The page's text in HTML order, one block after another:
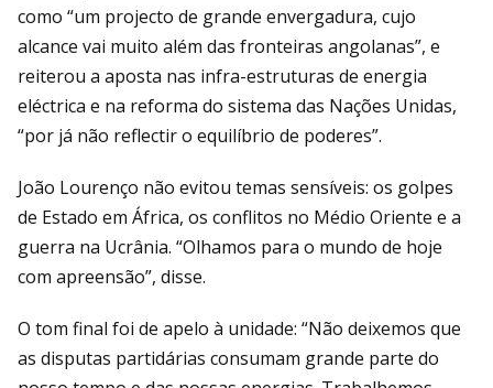
como “um projecto de grande envergadura, cujo
alcance vai muito além das fronteiras angolanas”, e
reiterou a aposta nas infra-estruturas de energia
eléctrica e na reforma do sistema das Nações Unidas,
“por já não reflectir o equilíbrio de poderes”.
João Lourenço não evitou temas sensíveis: os golpes
de Estado em África, os conflitos no Médio Oriente e a
guerra na Ucrânia. “Olhamos para o mundo de hoje
com apreensão”, disse.
O tom final foi de apelo à unidade: “Não deixemos que
as disputas partidárias consumam grande parte do